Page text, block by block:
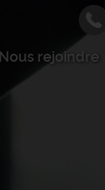
Nous rejoindre